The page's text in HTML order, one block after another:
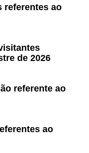
referentes ao
de 2026
referente ao
ao